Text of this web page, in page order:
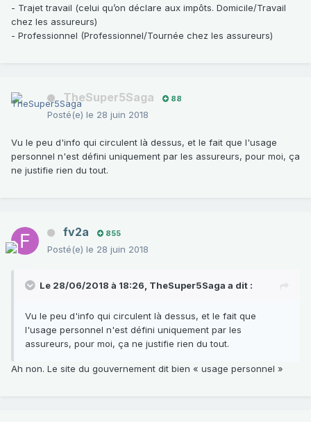
- Trajet travail (celui qu’on déclare aux impôts. Domicile/Travail
chez les assureurs)
- Professionnel (Professionnel/Tournée chez les assureurs)
TheSuper5Saga 88
Posté(e) le 28 juin 2018
Vu le peu d'info qui circulent là dessus, et le fait que l'usage
personnel n'est défini uniquement par les assureurs, pour moi, ça
ne justifie rien du tout.
fv2a 855
Posté(e) le 28 juin 2018
Le 28/06/2018 à 18:26, TheSuper5Saga a dit :
Vu le peu d'info qui circulent là dessus, et le fait que
l'usage personnel n'est défini uniquement par les
assureurs, pour moi, ça ne justifie rien du tout.
Ah non. Le site du gouvernement dit bien « usage personnel »